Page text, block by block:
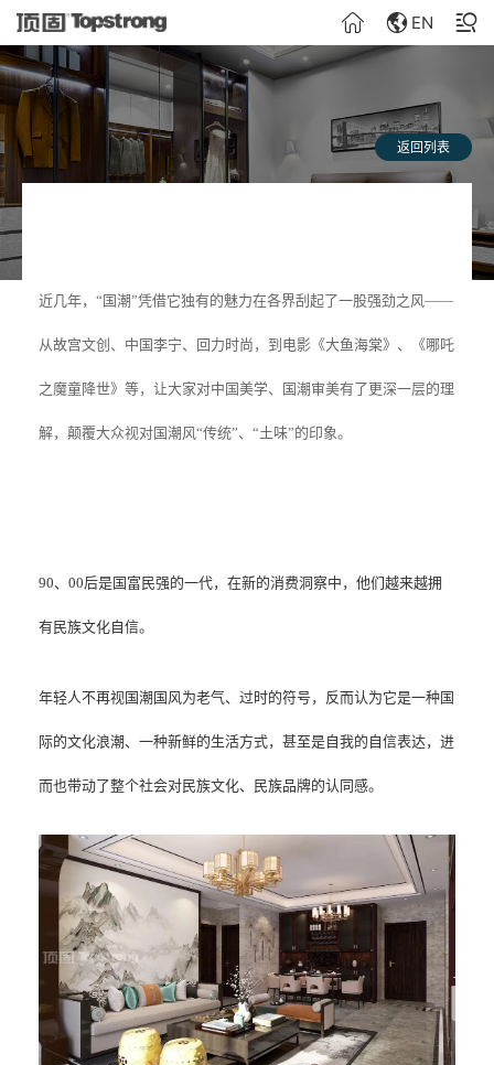
EN
返回列表
近几年，“国潮”凭借它独有的魅力在各界刮起了一股强劲之风——
从故宫文创、中国李宁、回力时尚，到电影《大鱼海棠》、《哪吒
之魔童降世》等，让大家对中国美学、国潮审美有了更深一层的理
解，颠覆大众视对国潮风“传统”、“土味”的印象。
90、00后是国富民强的一代，在新的消费洞察中，他们越来越拥
有民族文化自信。
年轻人不再视国潮国风为老气、过时的符号，反而认为它是一种国
际的文化浪潮、一种新鲜的生活方式，甚至是自我的自信表达，进
而也带动了整个社会对民族文化、民族品牌的认同感。